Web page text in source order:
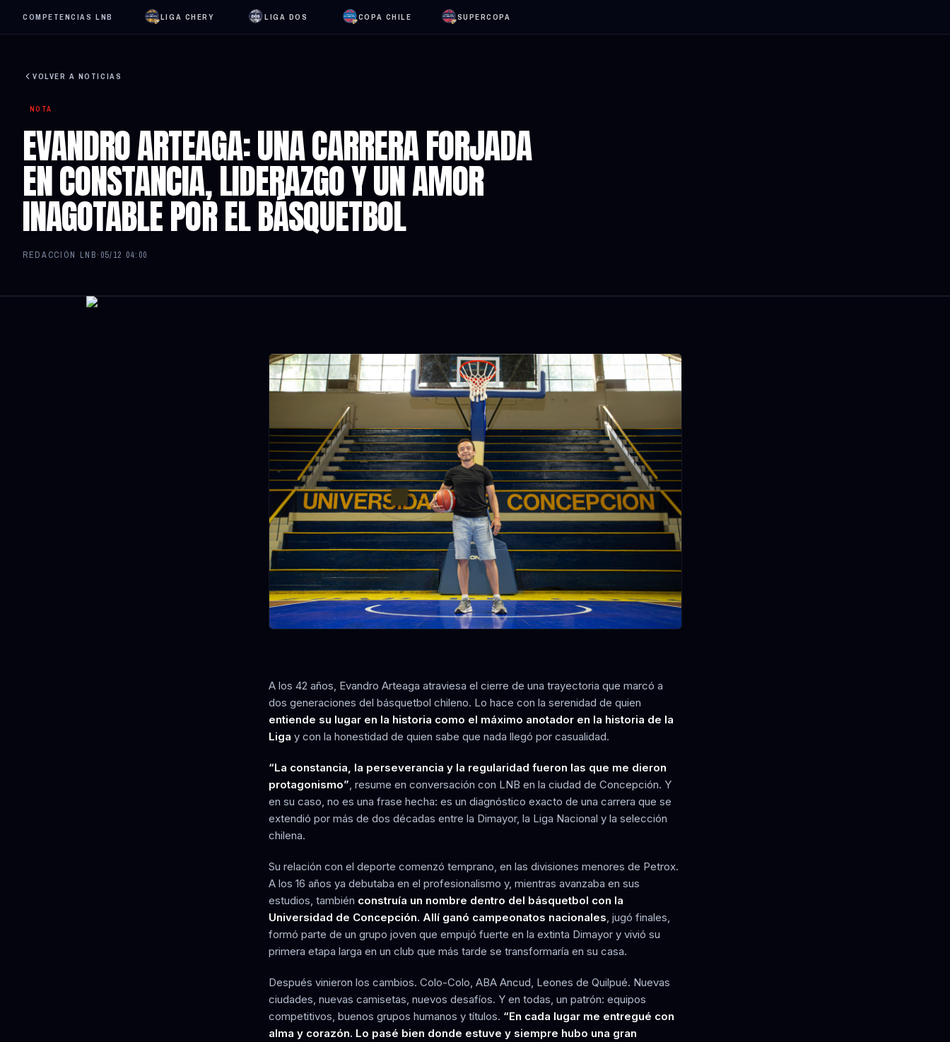
COMPETENCIAS LNB LIGA CHERY LIGA DOS COPA CHILE SUPERCOPA
VOLVER A NOTICIAS
NOTA
EVANDRO ARTEAGA: UNA CARRERA FORJADA
EN CONSTANCIA, LIDERAZGO Y UN AMOR
INAGOTABLE POR EL BÁSQUETBOL
REDACCIÓN LNB· 05/12 04:00
A los 42 años, Evandro Arteaga atraviesa el cierre de una trayectoria que marcó a
dos generaciones del básquetbol chileno. Lo hace con la serenidad de quien
entiende su lugar en la historia como el máximo anotador en la historia de la
Liga y con la honestidad de quien sabe que nada llegó por casualidad.
“La constancia, la perseverancia y la regularidad fueron las que me dieron
protagonismo” , resume en conversación con LNB en la ciudad de Concepción. Y
en su caso, no es una frase hecha: es un diagnóstico exacto de una carrera que se
extendió por más de dos décadas entre la Dimayor, la Liga Nacional y la selección
chilena.
Su relación con el deporte comenzó temprano, en las divisiones menores de Petrox.
A los 16 años ya debutaba en el profesionalismo y, mientras avanzaba en sus
estudios, también construía un nombre dentro del básquetbol con la
Universidad de Concepción. Allí ganó campeonatos nacionales , jugó finales,
formó parte de un grupo joven que empujó fuerte en la extinta Dimayor y vivió su
primera etapa larga en un club que más tarde se transformaría en su casa.
Después vinieron los cambios. Colo-Colo, ABA Ancud, Leones de Quilpué. Nuevas
ciudades, nuevas camisetas, nuevos desafíos. Y en todas, un patrón: equipos
competitivos, buenos grupos humanos y títulos. “En cada lugar me entregué con
alma y corazón. Lo pasé bien donde estuve y siempre hubo una gran